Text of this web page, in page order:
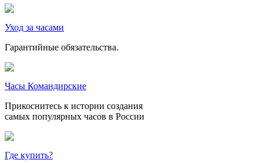
Уход за часами
Гарантийные обязательства.
Часы Командирские
Прикоснитесь к истории создания
самых популярных часов в России
Где купить?